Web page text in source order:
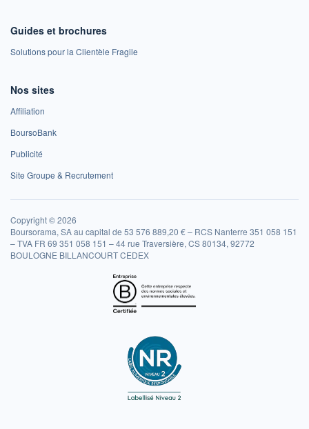
Guides et brochures
Solutions pour la Clientèle Fragile
Nos sites
Affiliation
BoursoBank
Publicité
Site Groupe & Recrutement
Copyright © 2026
Boursorama, SA au capital de 53 576 889,20 € – RCS Nanterre 351 058 151
– TVA FR 69 351 058 151 – 44 rue Traversière, CS 80134, 92772
BOULOGNE BILLANCOURT CEDEX